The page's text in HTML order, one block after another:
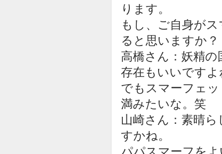
ります。
もし、ご自身が
ると思いますか？
高橋さん：妖精
存在もいいですよ
でもスマーフェ
満みたいな。笑
山崎さん：素晴
すかね。
パパスマーフを